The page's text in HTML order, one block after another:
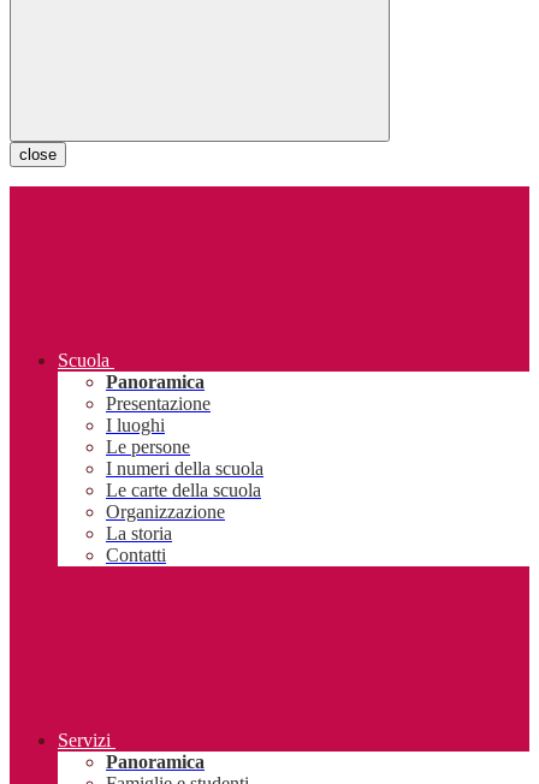
close
Scuola
Panoramica
Presentazione
I luoghi
Le persone
I numeri della scuola
Le carte della scuola
Organizzazione
La storia
Contatti
Servizi
Panoramica